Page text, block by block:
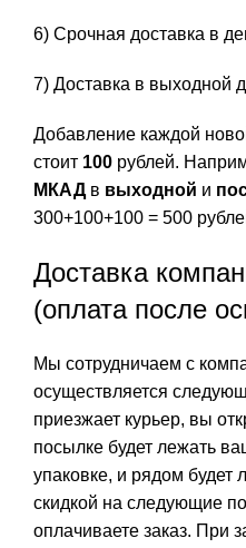
6) Срочная доставка в
7) Доставка в выходной
Добавление каждой
стоит 100 рублей.
МКАДв выходной и
300+100+100 = 500
Доставка
(оплата после
Мы сотрудничаем с
осуществляется
приезжает курьер, вы
посылке будет лежать
упаковке, и рядом будет
скидкой на следующие
оплачиваете заказ. При